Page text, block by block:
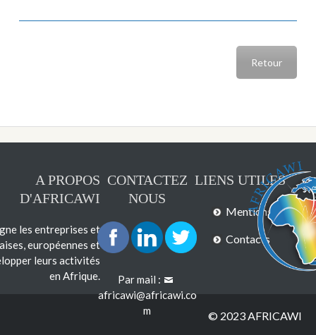
Retour
A PROPOS
D'AFRICAWI
les entreprises et
européennes et
leurs activités
en Afrique.
CONTACTEZ
NOUS
Par mail :
africawi@africawi.co
m
LIENS UTILES
Mentions légales
Contacts
© 2023 AFRICAWI